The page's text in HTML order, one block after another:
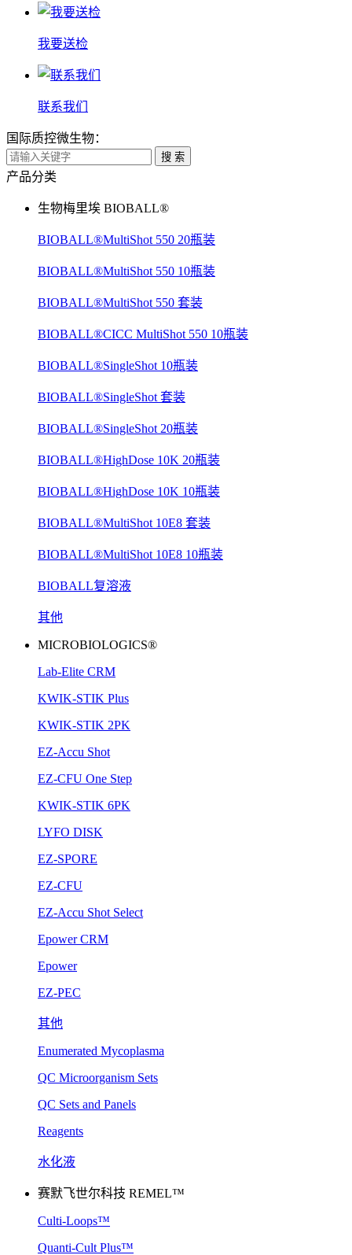
我要送检
联系我们
国际质控微生物：
搜 索
产品分类
生物梅里埃 BIOBALL®
BIOBALL®MultiShot 550 20瓶装
BIOBALL®MultiShot 550 10瓶装
BIOBALL®MultiShot 550 套装
BIOBALL®CICC MultiShot 550 10瓶装
BIOBALL®SingleShot 10瓶装
BIOBALL®SingleShot 套装
BIOBALL®SingleShot 20瓶装
BIOBALL®HighDose 10K 20瓶装
BIOBALL®HighDose 10K 10瓶装
BIOBALL®MultiShot 10E8 套装
BIOBALL®MultiShot 10E8 10瓶装
BIOBALL复溶液
其他
MICROBIOLOGICS®
Lab-Elite CRM
KWIK-STIK Plus
KWIK-STIK 2PK
EZ-Accu Shot
EZ-CFU One Step
KWIK-STIK 6PK
LYFO DISK
EZ-SPORE
EZ-CFU
EZ-Accu Shot Select
Epower CRM
Epower
EZ-PEC
其他
Enumerated Mycoplasma
QC Microorganism Sets
QC Sets and Panels
Reagents
水化液
赛默飞世尔科技 REMEL™
Culti-Loops™
Quanti-Cult Plus™